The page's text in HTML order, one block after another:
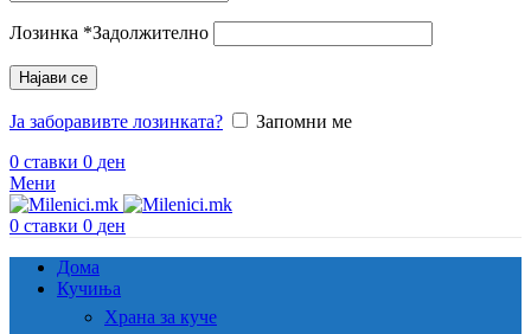
Лозинка *Задолжително
Најави се
Ја заборавивте лозинката?
Запомни ме
0 ставки 0 ден
Мени
0 ставки 0 ден
Дома
Кучиња
Храна за куче